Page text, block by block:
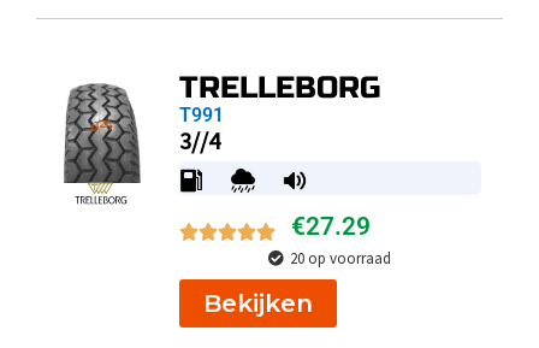
TRELLEBORG
T991
3//4
€27.29
20 op voorraad
Bekijken